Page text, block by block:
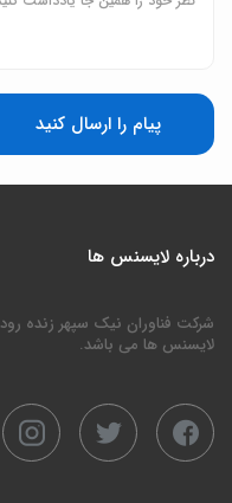
پیام را ارسال کنید
درباره لایسنس ها
شرکت فناوران نیک سپهر زنده
لایسنس ها می باشد.